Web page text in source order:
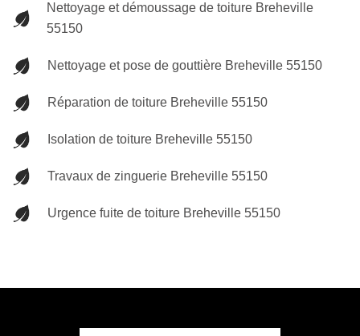
Nettoyage et démoussage de toiture Breheville
55150
Nettoyage et pose de gouttière Breheville 55150
Réparation de toiture Breheville 55150
Isolation de toiture Breheville 55150
Travaux de zinguerie Breheville 55150
Urgence fuite de toiture Breheville 55150